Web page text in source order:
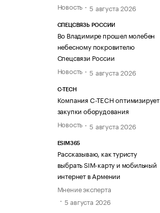
Новость
5 августа 2026
СПЕЦСВЯЗЬ РОССИИ
Во Владимире прошел молебен
небесному покровителю
Спецсвязи России
Новость
5 августа 2026
C-TECH
Компания C-TECH оптимизирует
закупки оборудования
Новость
5 августа 2026
ESIM365
Рассказываю, как туристу
выбрать SIM-карту и мобильный
интернет в Армении
Мнение эксперта
5 августа 2026